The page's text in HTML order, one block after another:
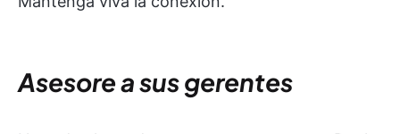
Asesore a sus gerentes